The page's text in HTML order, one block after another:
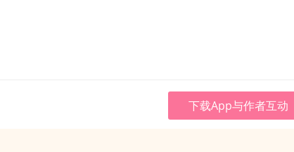
下载App与作者互动